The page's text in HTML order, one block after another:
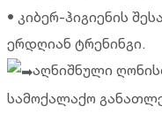
• კიბერ-ჰიგიენის
ერდღიან ტრენინგი.
აღნიშნული
სამოქალაქო